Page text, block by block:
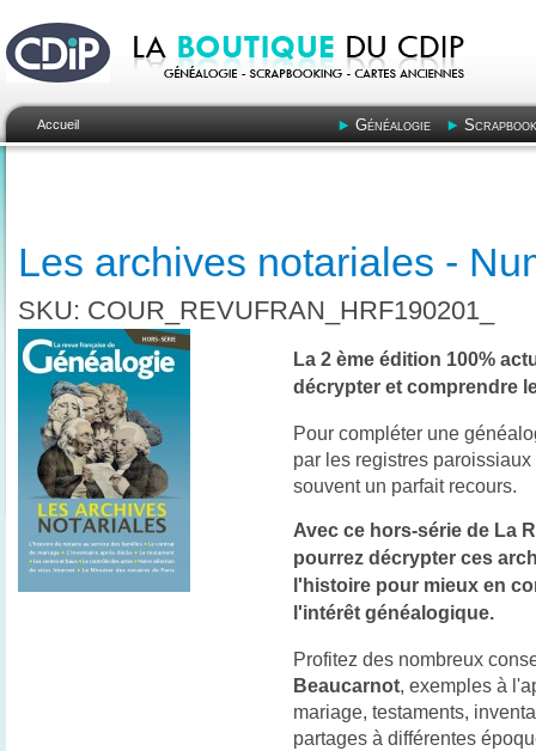
Accueil Généalogie
Les archives notariales -
SKU: COUR_REVUFRAN_HRF190201_
La 2 ème édition 100%
décrypter et comprendre
Pour compléter une
par les registres
souvent un parfait recours.
Avec ce hors-série de La
pourrez décrypter ces
l'histoire pour mieux en
l'intérêt généalogique.
Profitez des nombreux
Beaucarnot, exemples à
mariage, testaments,
partages à différentes